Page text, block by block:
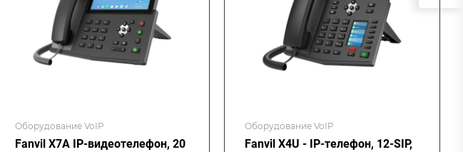
Оборудование VoIP
Fanvil X7A IP-видеотелефон, 20
Оборудование VoIP
Fanvil X4U - IP-телефон, 12-SIP,